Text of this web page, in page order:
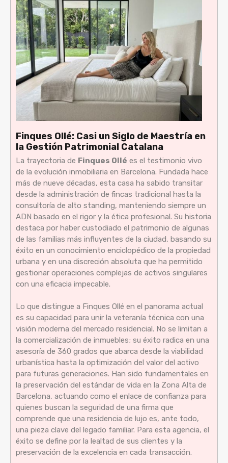
Finques Ollé: Casi un Siglo de Maestría en
la Gestión Patrimonial Catalana
La trayectoria de Finques Ollé es el testimonio vivo
de la evolución inmobiliaria en Barcelona. Fundada hace
más de nueve décadas, esta casa ha sabido transitar
desde la administración de fincas tradicional hasta la
consultoría de alto standing, manteniendo siempre un
ADN basado en el rigor y la ética profesional. Su historia
destaca por haber custodiado el patrimonio de algunas
de las familias más influyentes de la ciudad, basando su
éxito en un conocimiento enciclopédico de la propiedad
urbana y en una discreción absoluta que ha permitido
gestionar operaciones complejas de activos singulares
con una eficacia impecable.
Lo que distingue a Finques Ollé en el panorama actual
es su capacidad para unir la veteranía técnica con una
visión moderna del mercado residencial. No se limitan a
la comercialización de inmuebles; su éxito radica en una
asesoría de 360 grados que abarca desde la viabilidad
urbanística hasta la optimización del valor del activo
para futuras generaciones. Han sido fundamentales en
la preservación del estándar de vida en la Zona Alta de
Barcelona, actuando como el enlace de confianza para
quienes buscan la seguridad de una firma que
comprende que una residencia de lujo es, ante todo,
una pieza clave del legado familiar. Para esta agencia, el
éxito se define por la lealtad de sus clientes y la
preservación de la excelencia en cada transacción.